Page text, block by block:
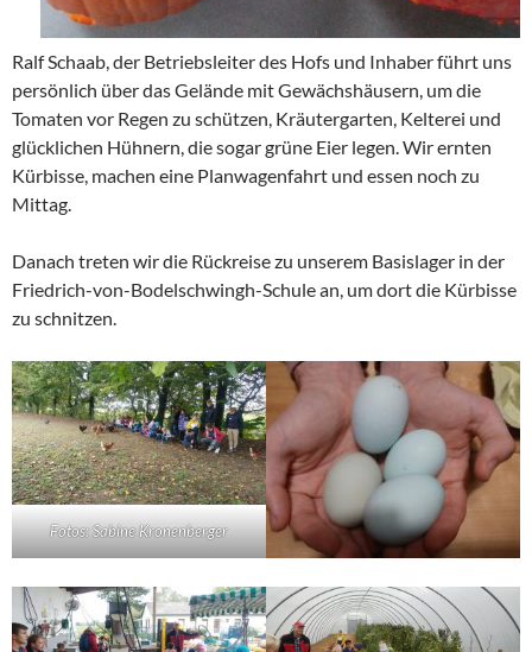
Ralf Schaab, der Betriebsleiter des Hofs und Inhaber führt uns
persönlich über das Gelände mit Gewächshäusern, um die
Tomaten vor Regen zu schützen, Kräutergarten, Kelterei und
glücklichen Hühnern, die sogar grüne Eier legen. Wir ernten
Kürbisse, machen eine Planwagenfahrt und essen noch zu
Mittag.
Danach treten wir die Rückreise zu unserem Basislager in der
Friedrich-von-Bodelschwingh-Schule an, um dort die Kürbisse
zu schnitzen.
Fotos: Sabine Kronenberger